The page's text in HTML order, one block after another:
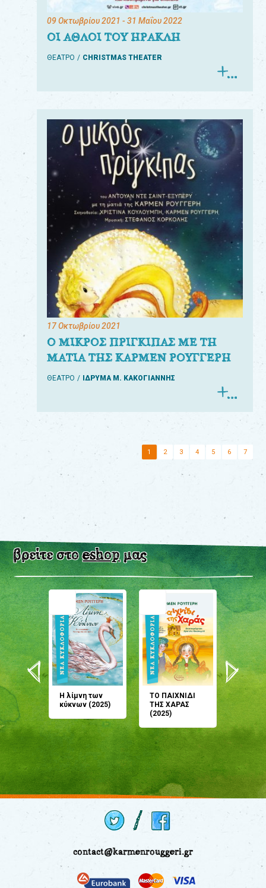
09 Οκτωβρίου 2021 - 31 Μαΐου 2022
ΟΙ ΑΘΛΟΙ ΤΟΥ ΗΡΑΚΛΗ
ΘΕΑΤΡΟ CHRISTMAS THEATER
17 Οκτωβρίου 2021
Ο ΜΙΚΡΟΣ ΠΡΙΓΚΙΠΑΣ ΜΕ ΤΗ
ΜΑΤΙΑ ΤΗΣ ΚΑΡΜΕΝ ΡΟΥΓΓΕΡΗ
ΘΕΑΤΡΟ ΙΔΡΥΜΑ Μ. ΚΑΚΟΓΙΑΝΝΗΣ
1 2 3 4 5 6 7
βρείτε στοeshopμας
Η λίμνη των
κύκνων (2025)
ΤΟ ΠΑΙΧΝΙΔΙ
ΤΗΣ ΧΑΡΑΣ
(2025)
μου;
(2024)
contact@karmenrouggeri.gr